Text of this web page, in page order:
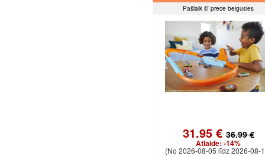
Pašlaik šī prece beigusies
31.95 €36.99 €
Atlaide: -14%
(No 2026-08-05 līdz 2026-08-